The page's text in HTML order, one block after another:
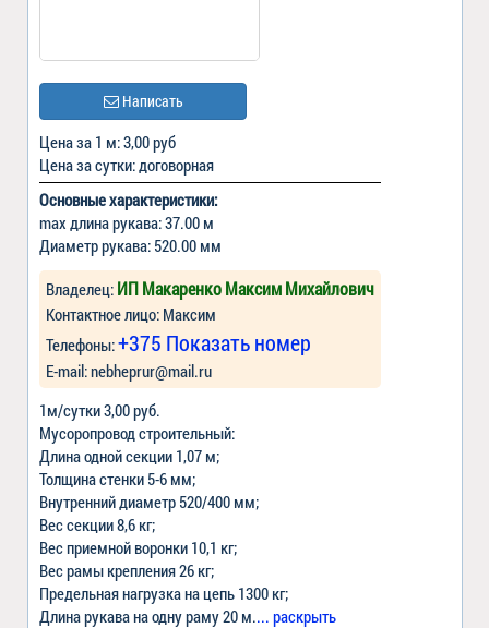
Написать
Цена за 1 м: 3,00 руб
Цена за сутки: договорная
Основные характеристики:
max длина рукава: 37.00 м
Диаметр рукава: 520.00 мм
Владелец: ИП Макаренко Максим Михайлович
Контактное лицо: Максим
Телефоны:+375 Показать номер
Е-mail:nebheprur@mail.ru
1м/сутки 3,00 руб.
Мусоропровод строительный:
Длина одной секции 1,07 м;
Толщина стенки 5-6 мм;
Внутренний диаметр 520/400 мм;
Вес секции 8,6 кг;
Вес приемной воронки 10,1 кг;
Вес рамы крепления 26 кг;
Предельная нагрузка на цепь 1300 кг;
Длина рукава на одну раму 20 м.... раскрыть